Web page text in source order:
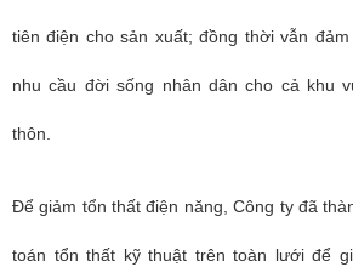
tiên điện cho sản xuất; đồng thời vẫn
nhu cầu đời sống nhân dân cho cả khu
thôn.
Để giảm tổn thất điện năng, Công ty đã
toán tổn thất kỹ thuật trên toàn lưới để